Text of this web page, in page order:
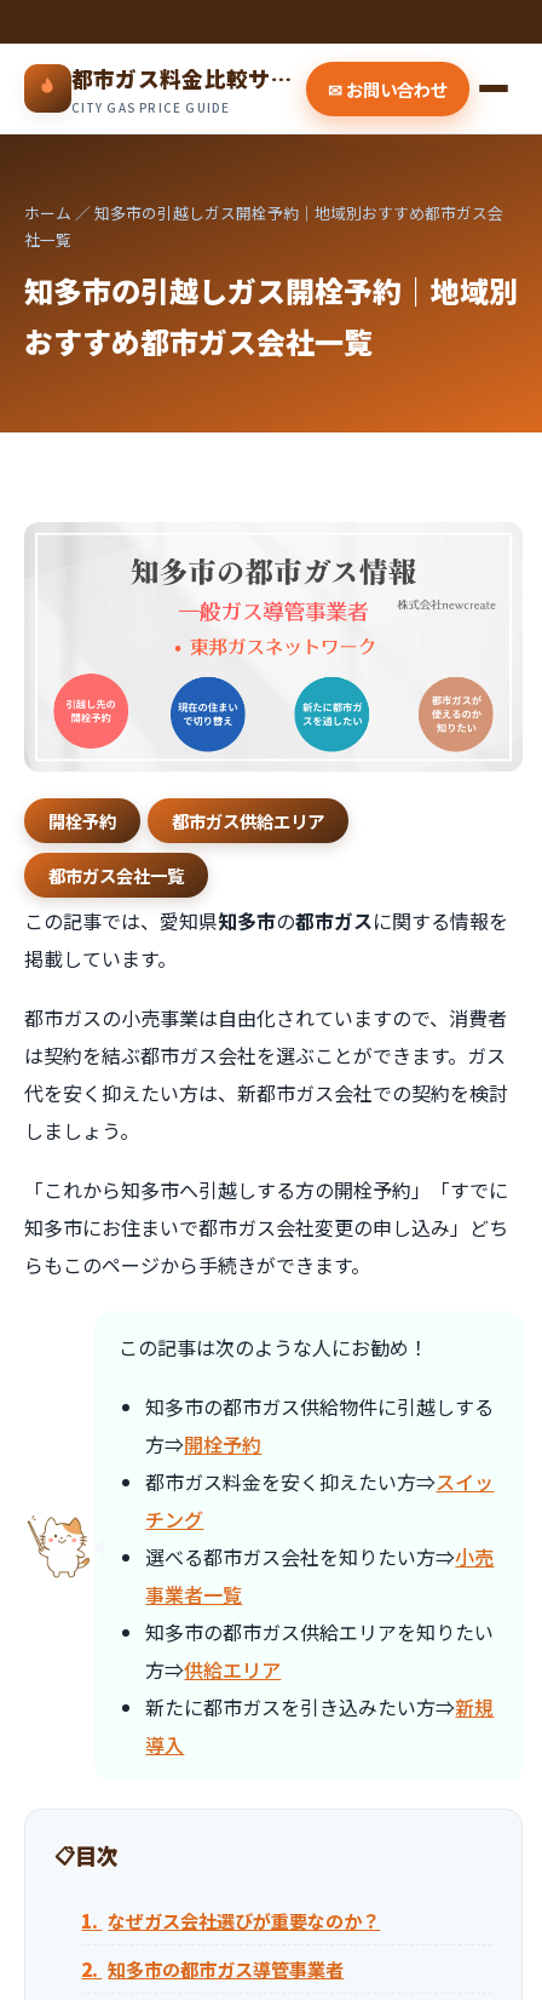
都市ガス料金比較サイト
CITY GAS PRICE GUIDE
✉ お問い合わせ
ホーム ／ 知多市の引越しガス開栓予約｜地域別おすすめ都市ガス会
社一覧
知多市の引越しガス開栓予約｜地域別
おすすめ都市ガス会社一覧
開栓予約 都市ガス供給エリア
都市ガス会社一覧
この記事では、愛知県知多市の都市ガスに関する情報を
掲載しています。
都市ガスの小売事業は自由化されていますので、消費者
は契約を結ぶ都市ガス会社を選ぶことができます。ガス
代を安く抑えたい方は、新都市ガス会社での契約を検討
しましょう。
「これから知多市へ引越しする方の開栓予約」「すでに
知多市にお住まいで都市ガス会社変更の申し込み」どち
らもこのページから手続きができます。
この記事は次のような人にお勧め！
知多市の都市ガス供給物件に引越しする
方⇒開栓予約
都市ガス料金を安く抑えたい方⇒スイッ
チング
選べる都市ガス会社を知りたい方⇒小売
事業者一覧
知多市の都市ガス供給エリアを知りたい
方⇒供給エリア
新たに都市ガスを引き込みたい方⇒新規
導入
目次
なぜガス会社選びが重要なのか？
知多市の都市ガス導管事業者